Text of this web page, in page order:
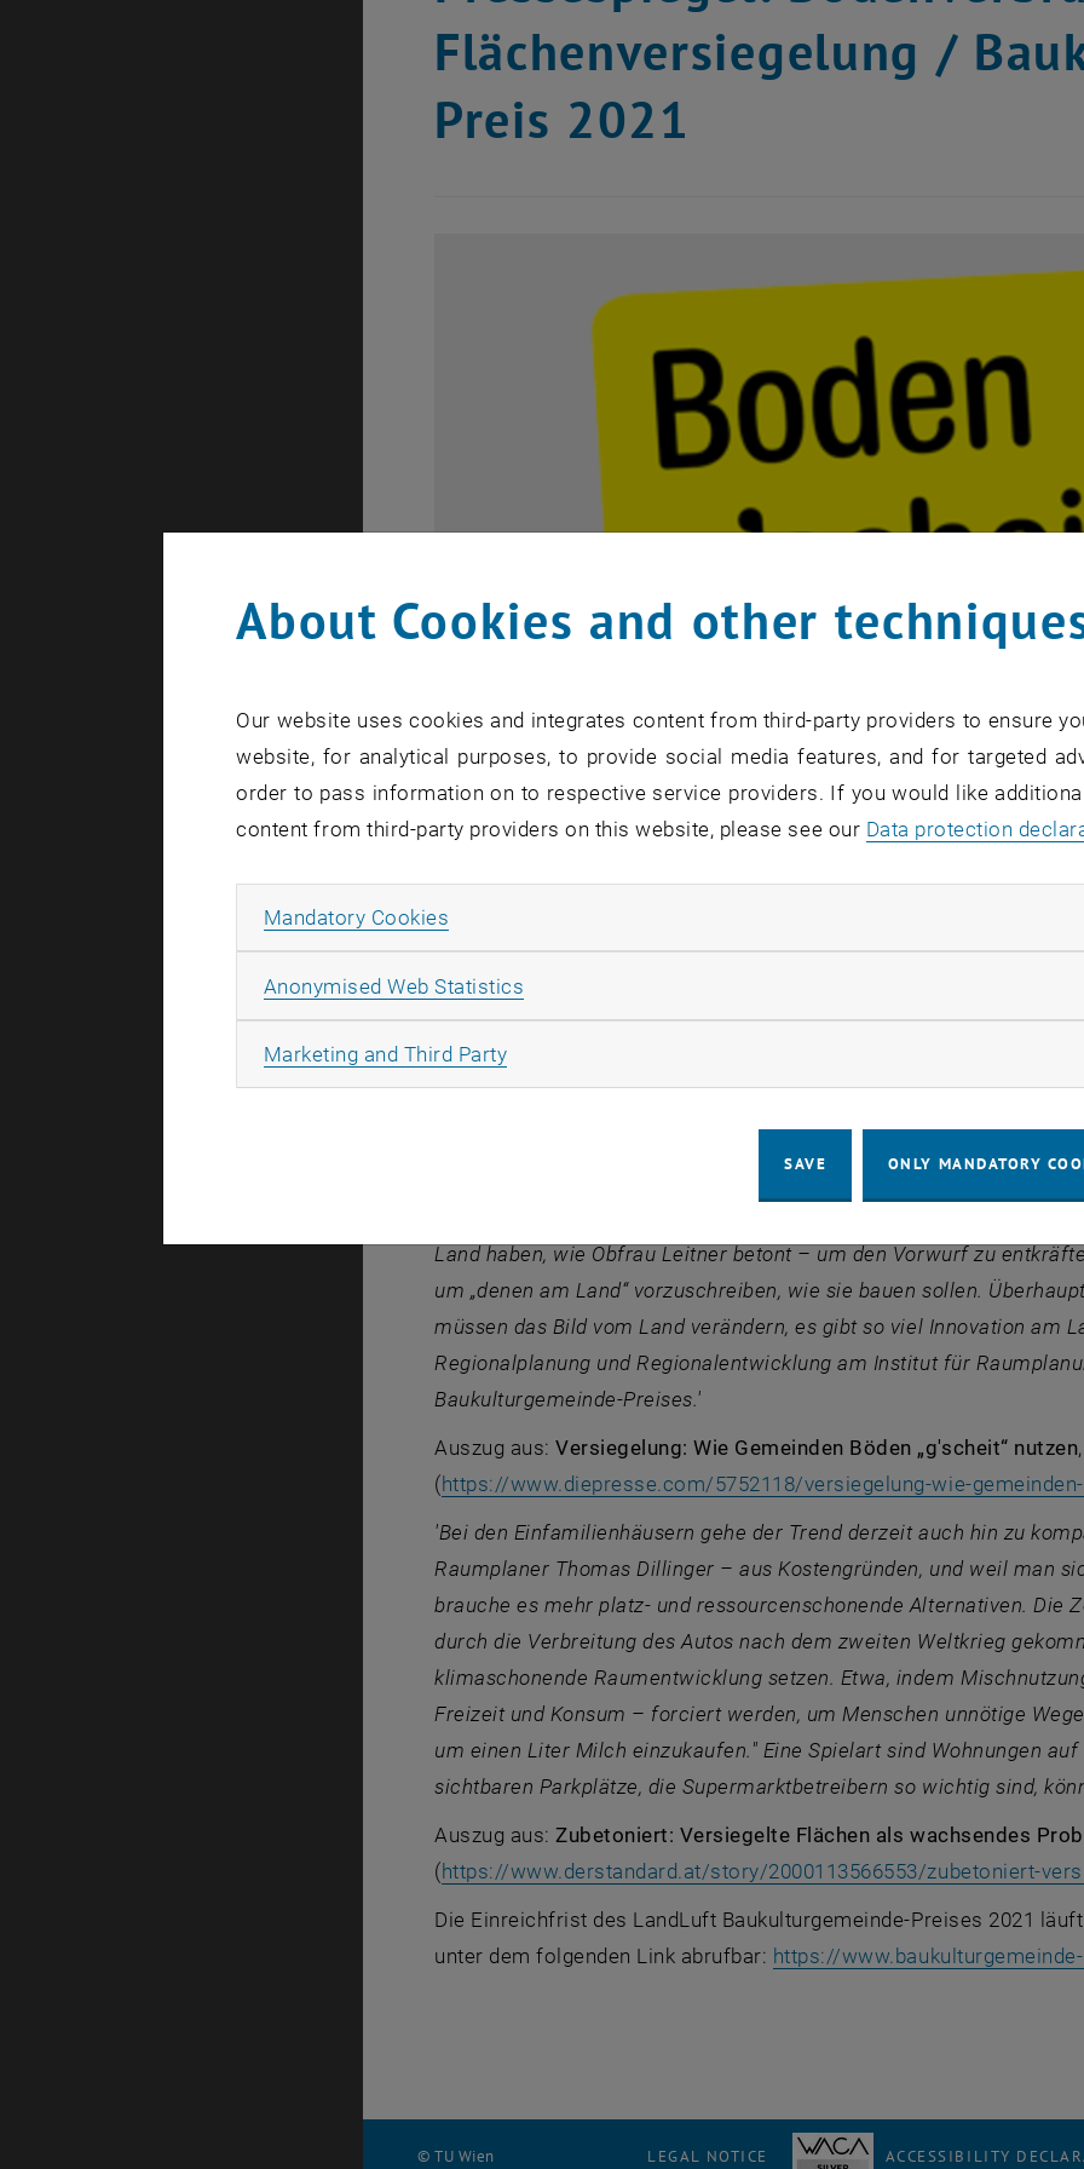
Flächenversiegelung /
Preis 2021
Zum Anlass der Auslobung des Baukulturgemeinde-Preises 2021
Thomas Dillinger vom Forschungsbereich Regionalplanung und
Thema Bodenverbrauch und Flächenversiegelung zu Wort:
'Der [Verein zur Förderung von Baukultur in ländlichen Räumen
und in dem [arbeiten] diverse Akteure, Architekten, Raumplaner,
Land haben, wie Obfrau Leitner betont – um den Vorwurf zu
um „denen am Land“ vorzuschreiben, wie sie bauen sollen.
müssen das Bild vom Land verändern, es gibt so viel Innovation am
Regionalplanung und Regionalentwicklung am Institut für
Baukulturgemeinde-Preises.'
Auszug aus:Versiegelung: Wie Gemeinden Böden „g'scheit“ nutzen
(https://www.diepresse.com/5752118/versiegelung-wie-
'Bei den Einfamilienhäusern gehe der Trend derzeit auch hin zu
Raumplaner Thomas Dillinger – aus Kostengründen, und weil man
brauche es mehr platz- und ressourcenschonende Alternativen. Die
durch die Verbreitung des Autos nach dem zweiten Weltkrieg
klimaschonende Raumentwicklung setzen. Etwa, indem
Freizeit und Konsum – forciert werden, um Menschen unnötige
um einen Liter Milch einzukaufen." Eine Spielart sind Wohnungen
sichtbaren Parkplätze, die Supermarktbetreibern so wichtig sind,
Auszug aus: Zubetoniert: Versiegelte Flächen als wachsendes
(https://www.derstandard.at/story/2000113566553/zubetoniert-
Die Einreichfrist des LandLuft Baukulturgemeinde-Preises 2021
unter dem folgenden Link abrufbar: https://
© TU Wien LEGAL NOTICE ACCESSIBILITY
About Cookies and other
Our website uses cookies and integrates content from third-party providers to ensure
website, for analytical purposes, to provide social media features, and for targeted
order to pass information on to respective service providers. If you would like
content from third-party providers on this website, please see our Data protection
Mandatory Cookies
Anonymised Web Statistics
Marketing and Third PartyAllow marketing cookies
SAVE ONLY MANDATORY